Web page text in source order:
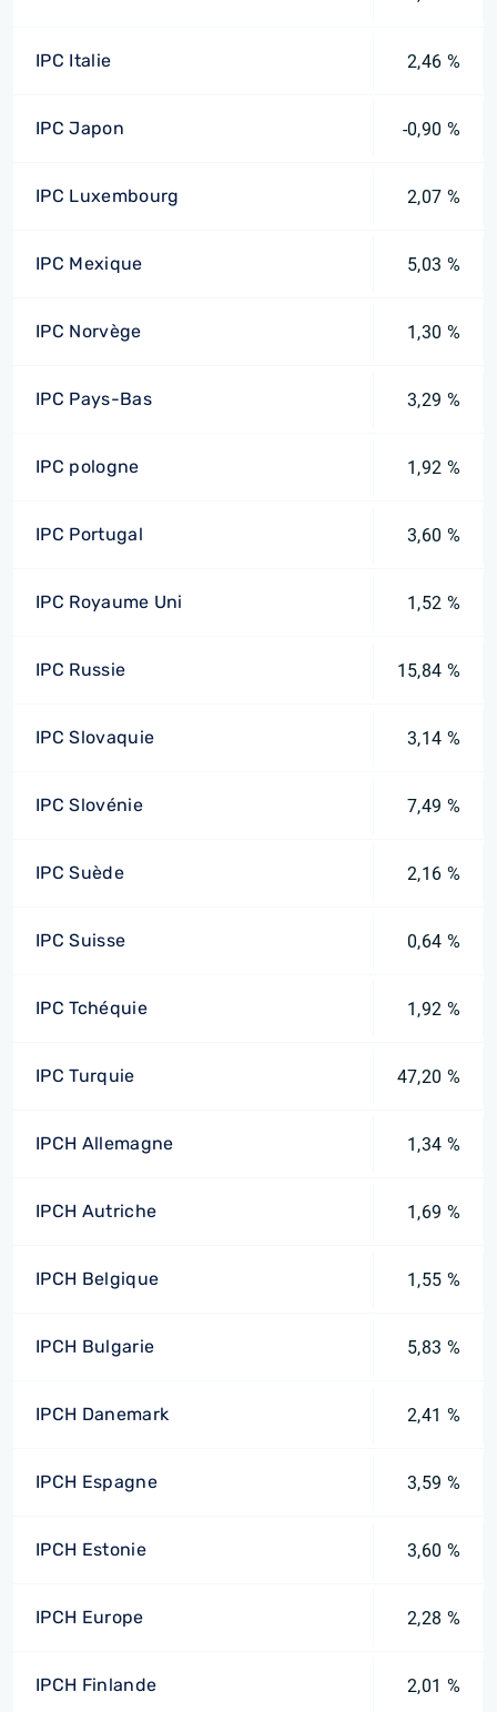
IPC Italie 2,46 %
IPC Japon -0,90 %
IPC Luxembourg 2,07 %
IPC Mexique 5,03 %
IPC Norvège 1,30 %
IPC Pays-Bas 3,29 %
IPC pologne 1,92 %
IPC Portugal 3,60 %
IPC Royaume Uni 1,52 %
IPC Russie 15,84 %
IPC Slovaquie 3,14 %
IPC Slovénie 7,49 %
IPC Suède 2,16 %
IPC Suisse 0,64 %
IPC Tchéquie 1,92 %
IPC Turquie 47,20 %
IPCH Allemagne 1,34 %
IPCH Autriche 1,69 %
IPCH Belgique 1,55 %
IPCH Bulgarie 5,83 %
IPCH Danemark 2,41 %
IPCH Espagne 3,59 %
IPCH Estonie 3,60 %
IPCH Europe 2,28 %
IPCH Finlande 2,01 %